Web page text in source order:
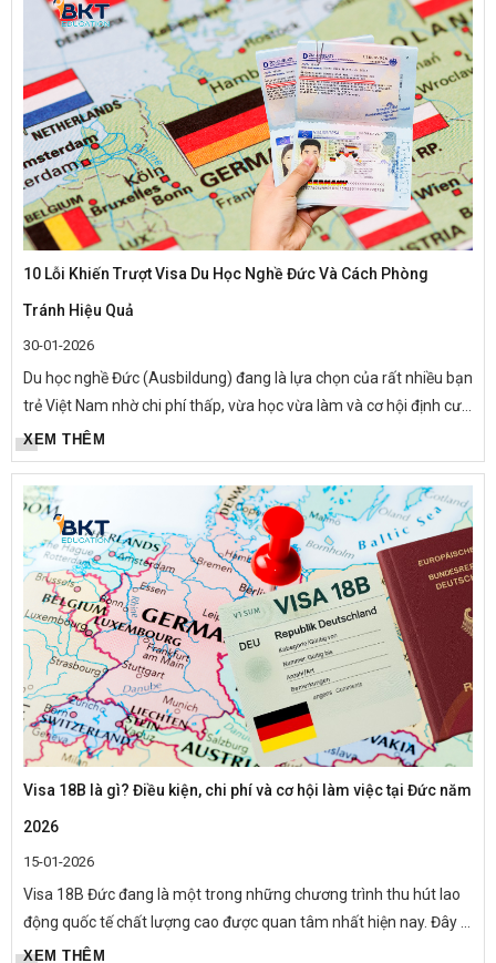
10 Lỗi Khiến Trượt Visa Du Học Nghề Đức Và Cách Phòng
Tránh Hiệu Quả
30-01-2026
Du học nghề Đức (Ausbildung) đang là lựa chọn của rất nhiều bạn
trẻ Việt Nam nhờ chi phí thấp, vừa học vừa làm và cơ hội định cư
lâu dài. Tuy nhiên, trên thực tế, mỗi năm có hàng...
XEM THÊM
Visa 18B là gì? Điều kiện, chi phí và cơ hội làm việc tại Đức năm
2026
15-01-2026
Visa 18B Đức đang là một trong những chương trình thu hút lao
động quốc tế chất lượng cao được quan tâm nhất hiện nay. Đây là
diện visa công nhận bằng cấp, cho phép người lao động đã...
XEM THÊM